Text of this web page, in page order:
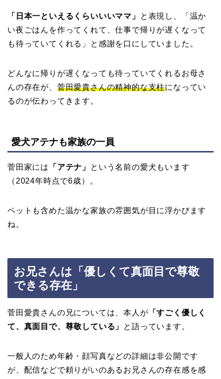
「日本一といえるくらいいいママ」
と表現し、「温か
い夜ごはんを作ってくれて、仕事で帰りが遅くなって
も待っていてくれる」と感謝を口にしていました。
どんなに帰りが遅くなっても待っていてくれるお母さ
んの存在が、 菅田愛貴さんの精神的な支柱になってい
るのが伝わってきます。
愛犬アテナも家族の一員
菅田家には 「アテナ」
という名前の愛犬もいます
（2024年時点で6歳）。
ペットも含めた温かな家族の雰囲気が目に浮かびます
ね。
お兄さんは「優しくて真面目で尊敬
できる存在」
菅田愛貴さんの兄については、本人が 「すごく優しく
て、真面目で、尊敬している」
と語っています。
一般人のため年齢・顔写真などの詳細は非公開です
が、配信などで頼りがいのあるお兄さんの存在感を感